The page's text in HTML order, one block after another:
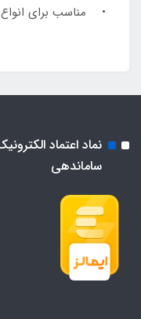
• مناسب برای
نماد اعتماد
ساماندهی